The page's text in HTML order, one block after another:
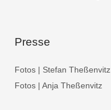
Presse
Fotos | Stefan Theßenvitz
Fotos | Anja Theßenvitz